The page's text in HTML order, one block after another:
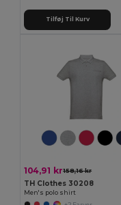
Tilføj Til Kurv
104,91 kr158,16 kr
TH Clothes 30208
Men's polo shirt